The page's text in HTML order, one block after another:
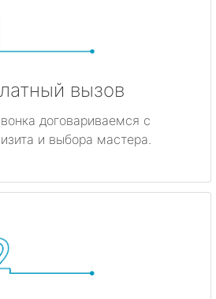
вызов
договариваемся с
и выбора мастера.